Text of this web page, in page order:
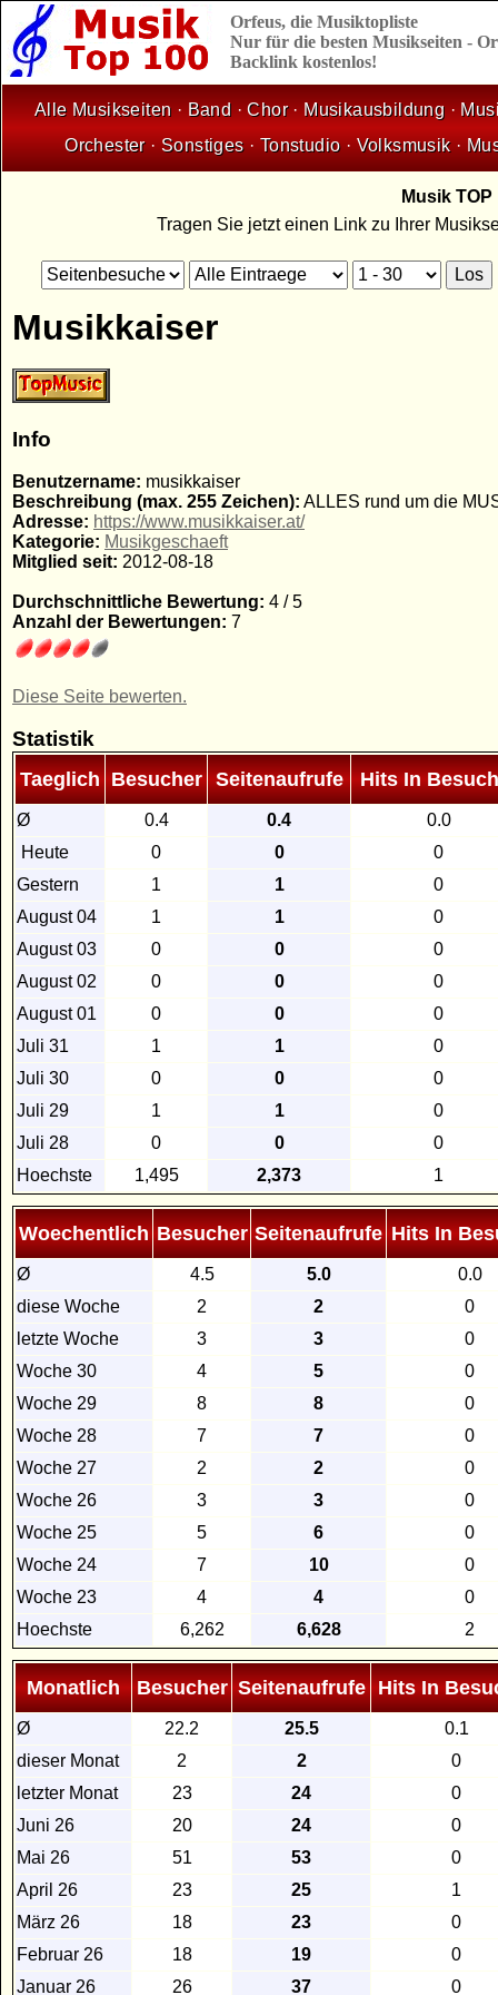
Orfeus, die Musiktopliste
Nur für die besten Musikseiten -
Backlink kostenlos!
Alle Musikseiten · Band ·Chor· Musikausbildung ·
Orchester· Sonstiges· Tonstudio· Volksmusik·
Musik
Tragen Sie jetzt einen Link zu Ihrer
Musikkaiser
Info
Benutzername: musikkaiser
Beschreibung (max. 255 Zeichen): ALLES rund um die
Adresse: https://www.musikkaiser.at/
Kategorie: Musikgeschaeft
Mitglied seit: 2012-08-18
Durchschnittliche Bewertung: 4 / 5
Anzahl der Bewertungen: 7
Diese Seite bewerten.
Statistik
Taeglich Besucher Seitenaufrufe Hits In
Ø 0.4 0.4
0.0
Heute
0 0
0
Gestern
1 1
0
August 04
1 1
0
August 03
0 0
0
August 02
0 0
0
August 01
0 0
0
Juli 31
1 1
0
Juli 30
0 0
0
Juli 29
1 1
0
Juli 28
0 0
0
Hoechste
1,495 2,373 1
Woechentlich Besucher Seitenaufrufe Hits In
Ø 4.5 5.0
0.0
diese Woche
2 2
0
letzte Woche
3 3
0
Woche 30
4 5
0
Woche 29
8 8
0
Woche 28
7 7
0
Woche 27
2 2
0
Woche 26
3 3
0
Woche 25
5 6
0
Woche 24
7 10
0
Woche 23
4 4
0
Hoechste
6,262 6,628 2
Monatlich Besucher Seitenaufrufe Hits In
Ø 22.2 25.5
0.1
dieser Monat
2 2
0
letzter Monat
23 24
0
Juni 26
20 24
0
Mai 26
51 53
0
April 26
23 25
1
März 26
18 23
0
Februar 26
18 19
0
Januar 26
26 37 0